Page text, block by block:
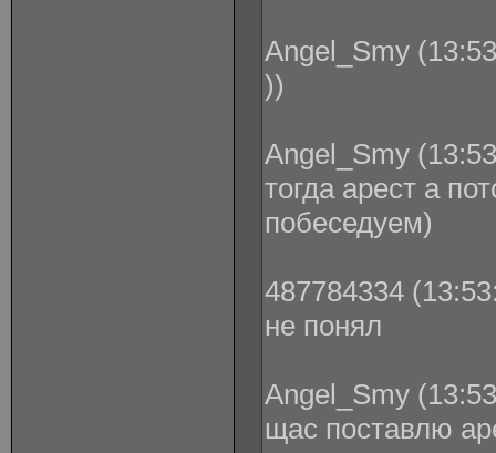
Angel_Smy
))
Angel_Smy
тогда арест а
побеседуем)
487784334
не понял
Angel_Smy
щас поставлю